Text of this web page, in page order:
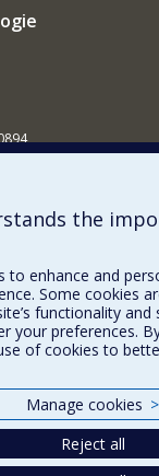
l'École?
the
to enhance and
Some cookies
functionality and
your preferences.
of cookies to
Manage cookies >
Reject all